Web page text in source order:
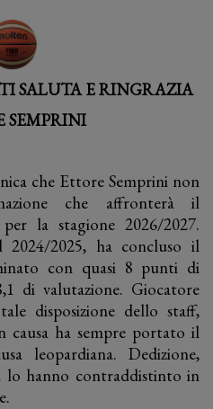
SALUTA E RINGRAZIA
SEMPRINI
che Ettore Semprini non
che affronterà il
la stagione 2026/2027.
2025, ha concluso il
con quasi 8 punti di
di valutazione. Giocatore
disposizione dello staff,
causa ha sempre portato il
leopardiana. Dedizione,
lo hanno contraddistinto in